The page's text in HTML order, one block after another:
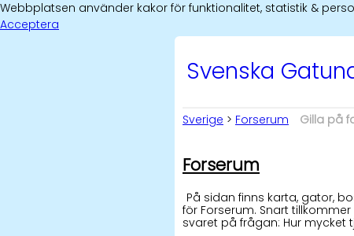
Webbplatsen använder kakor för funktionalitet, statistik &
Acceptera
Svenska
Sverige > Forserum Gilla på
Forserum
På sidan finns karta, gator,
för Forserum. Snart
svaret på frågan: Hur mycket